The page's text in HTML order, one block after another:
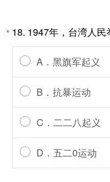
* 18. 1947年，台湾人民
A．黑旗军起义
B．抗暴运动
C．二二八起义
D．五二0运动